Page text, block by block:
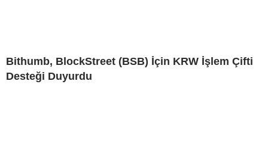
Bithumb, BlockStreet (BSB) İçin KRW İşlem Çifti
Desteği Duyurdu